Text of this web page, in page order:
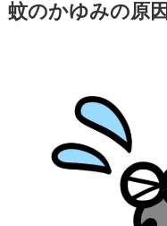
蚊のかゆみの原